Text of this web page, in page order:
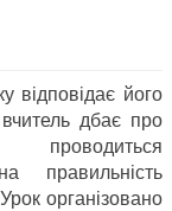
відповідає його
дбає про
правильність
організовано